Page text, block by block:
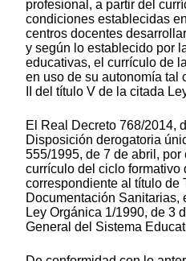
profesional, a partir del
condiciones establecidas
centros docentes
y según lo establecido por
educativas, el currículo de
en uso de su autonomía tal
II del título V de la citada
El Real Decreto 768/2014,
Disposición derogatoria
555/1995, de 7 de abril, por
currículo del ciclo formativo
correspondiente al título de
Documentación Sanitarias,
Ley Orgánica 1/1990, de 3
General del Sistema